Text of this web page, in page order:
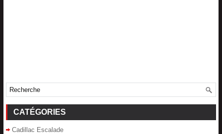
CATÉGORIES
Cadillac Escalade